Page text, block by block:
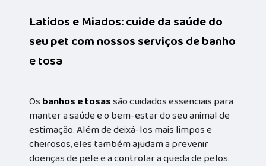
Latidos e Miados: cuide da saúde do
seu pet com nossos serviços de banho
e tosa
Osbanhos e tosassão cuidados essenciais para
manter a saúde e o bem-estar do seu animal de
estimação. Além de deixá-los mais limpos e
cheirosos, eles também ajudam a prevenir
doenças de pele e a controlar a queda de pelos.